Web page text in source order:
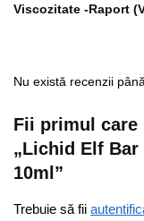
Viscozitate -Raport
Nu există recenzii
Fii primul care
„Lichid Elf Bar
10ml”
Trebuie să fii